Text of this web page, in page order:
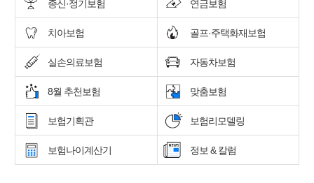
종신·정기보험 연금보험
치아보험 골프·주택화재보험
실손의료보험 자동차보험
8월 추천보험 맞춤보험
보험기획관 보험리모델링
보험나이계산기 정보 & 칼럼